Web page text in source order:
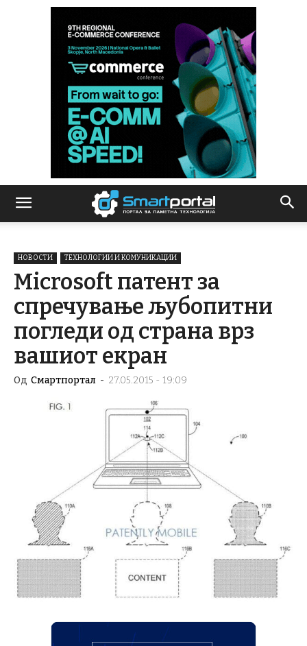
НОВОСТИ ТЕХНОЛОГИИ И КОМУНИКАЦИИ
Microsoft патент за
спречување љубопитни
погледи од страна врз
вашиот екран
Од Смартпортал - 27.05.2015 - 19:09